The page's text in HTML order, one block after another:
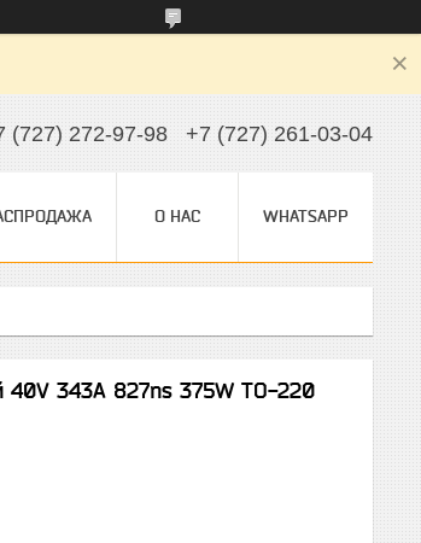
(727) 272-97-98 +7 (727) 261-03-04
О НАС WHATSAPP
40V 343A 827ns 375W TO-220